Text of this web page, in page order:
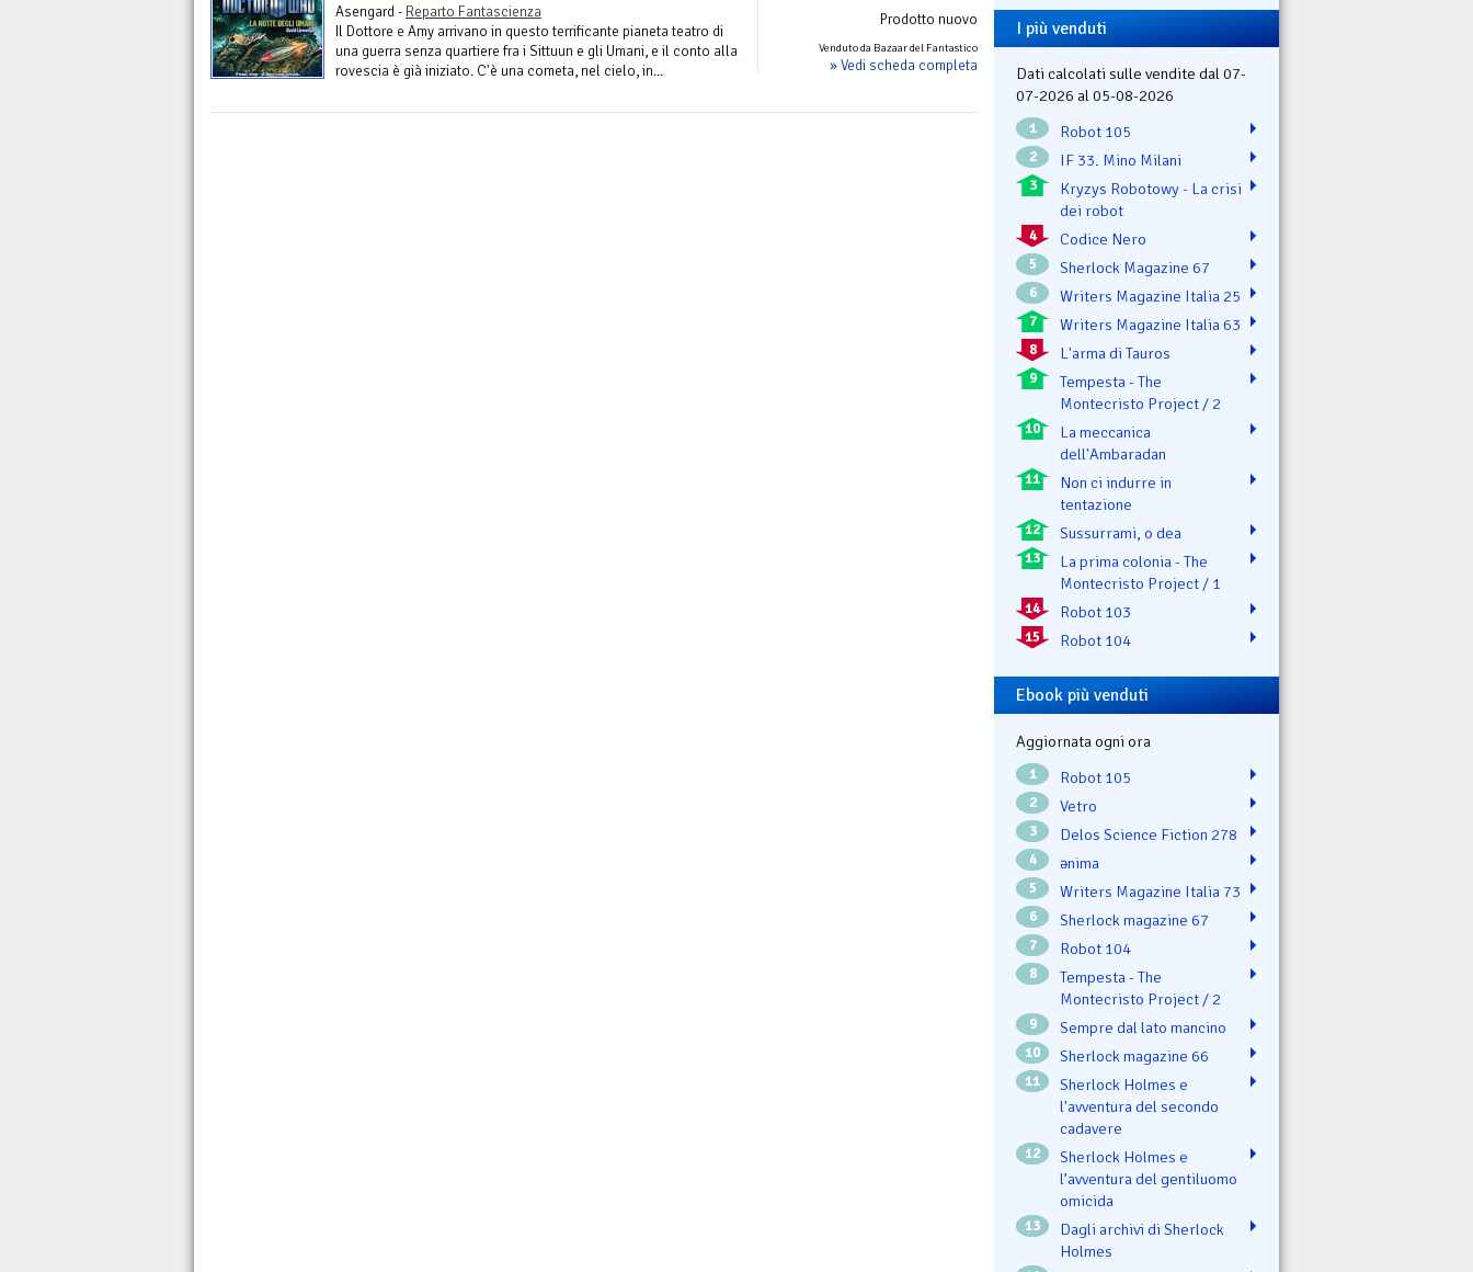
Prodotto nuovo
Venduto da Bazaar del Fantastico
» Vedi scheda completa
Asengard - Reparto Fantascienza
Il Dottore e Amy arrivano in questo terrificante pianeta teatro di
una guerra senza quartiere fra i Sittuun e gli Umani, e il conto alla
rovescia è già iniziato. C'è una cometa, nel cielo, in...
I più venduti
Dati calcolati sulle vendite dal 07-
07-2026 al 05-08-2026
1 Robot 105
2 IF 33. Mino Milani
3
Kryzys Robotowy - La crisi
dei robot
4 Codice Nero
5 Sherlock Magazine 67
6 Writers Magazine Italia 25
7 Writers Magazine Italia 63
8 L'arma di Tauros
9
Tempesta - The
Montecristo Project / 2
10
La meccanica
dell'Ambaradan
11
Non ci indurre in
tentazione
12 Sussurrami, o dea
13
La prima colonia - The
Montecristo Project / 1
14 Robot 103
15 Robot 104
Ebook più venduti
Aggiornata ogni ora
1 Robot 105
2 Vetro
3 Delos Science Fiction 278
4 ənima
5 Writers Magazine Italia 73
6 Sherlock magazine 67
7 Robot 104
8
Tempesta - The
Montecristo Project / 2
9 Sempre dal lato mancino
10 Sherlock magazine 66
11
Sherlock Holmes e
l'avventura del secondo
cadavere
12
Sherlock Holmes e
l’avventura del gentiluomo
omicida
13
Dagli archivi di Sherlock
Holmes